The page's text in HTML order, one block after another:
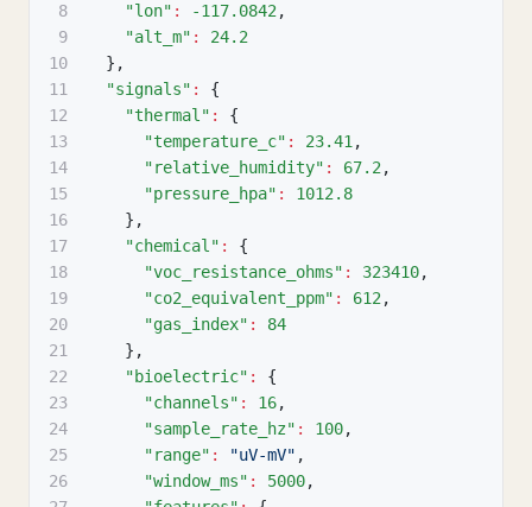
8
"lon" : -117.0842 ,
9
"alt_m" :
24.2
10
} ,
11
"signals" :
{
12
"thermal" :
{
13
"temperature_c" : 23.41 ,
14
"relative_humidity" : 67.2 ,
15
"pressure_hpa" :
1012.8
16
} ,
17
"chemical" :
{
18
"voc_resistance_ohms" : 323410,
19
"co2_equivalent_ppm" : 612 ,
20
"gas_index" :
84
21
} ,
22
"bioelectric" :
{
23
"channels" : 16,
24
"sample_rate_hz" : 100,
25
"range" : "uV-mV" ,
26
"window_ms" : 5000,